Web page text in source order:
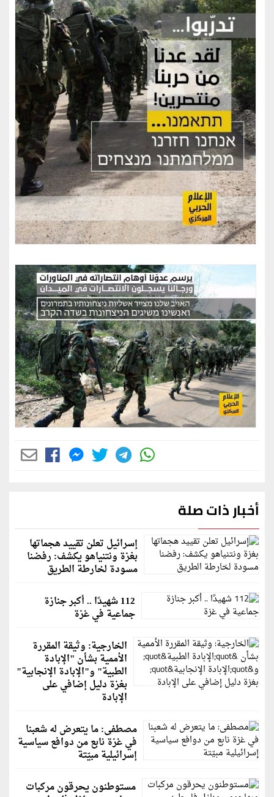
أخبار ذات صلة
إسرائيل تعلن تقييد هجماتها
بغزة ونتنياهو يكشف: رفضنا
مسودة لخارطة الطريق
112 شهيدًا .. أكبر جنازة
جماعية في غزة
الخارجية: وثيقة المقررة
الأممية بشأن "الإبادة
الطبية" و"الإبادة الإنجابية"
بغزة دليل إضافي على
الإبادة
مصطفى: ما يتعرض له شعبنا
في غزة نابع من دوافع سياسية
إسرائيلية مبيّتة
مستوطنون يحرقون مركبات